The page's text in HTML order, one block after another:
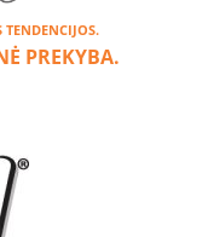
PREKYBA.